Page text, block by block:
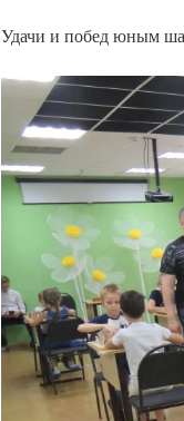
Удачи и побед юным